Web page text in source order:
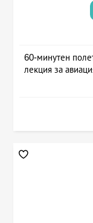
60-минутен
лекция за